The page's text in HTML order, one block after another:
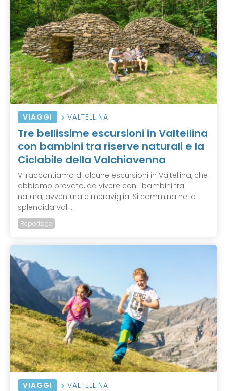
VIAGGI VALTELLINA
Tre bellissime escursioni in Valtellina
con bambini tra riserve naturali e la
Ciclabile della Valchiavenna
Vi raccontiamo di alcune escursioni in Valtellina, che
abbiamo provato, da vivere con i bambini tra
natura, avventura e meraviglia. Si cammina nella
splendida Val ...
Reportage
VIAGGI VALTELLINA